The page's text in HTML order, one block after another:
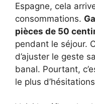
Espagne, cela
consommations.
pièces de 50
pendant le séjour.
d’ajuster le geste
banal. Pourtant,
le plus